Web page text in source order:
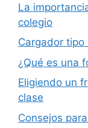
La
colegio
Cargador
¿Qué es una
Eligiendo un
clase
Consejos